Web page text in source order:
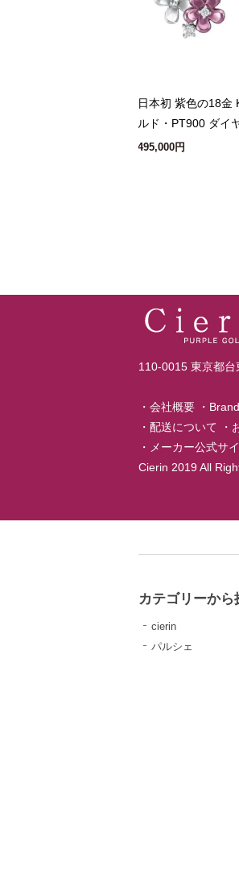
日本初 紫色の18金
ルド・PT900 ダイ
495,000円
110-0015 東京都
・ 会社概要 ・
・ 配送について ・
・ メーカー公式サ
Cierin 2019 All
カテゴリーから
cierin
パルシェ